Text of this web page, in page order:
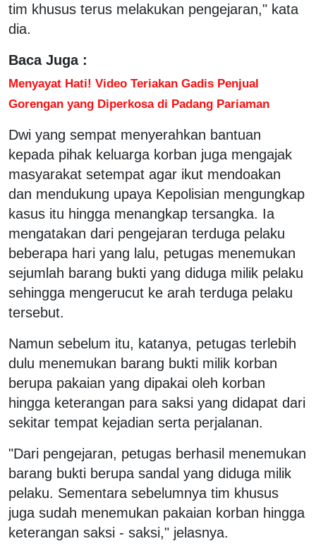
tim khusus terus melakukan pengejaran," kata
dia.
Baca Juga :
Menyayat Hati! Video Teriakan Gadis Penjual
Gorengan yang Diperkosa di Padang Pariaman
Dwi yang sempat menyerahkan bantuan
kepada pihak keluarga korban juga mengajak
masyarakat setempat agar ikut mendoakan
dan mendukung upaya Kepolisian mengungkap
kasus itu hingga menangkap tersangka. Ia
mengatakan dari pengejaran terduga pelaku
beberapa hari yang lalu, petugas menemukan
sejumlah barang bukti yang diduga milik pelaku
sehingga mengerucut ke arah terduga pelaku
tersebut.
Namun sebelum itu, katanya, petugas terlebih
dulu menemukan barang bukti milik korban
berupa pakaian yang dipakai oleh korban
hingga keterangan para saksi yang didapat dari
sekitar tempat kejadian serta perjalanan.
"Dari pengejaran, petugas berhasil menemukan
barang bukti berupa sandal yang diduga milik
pelaku. Sementara sebelumnya tim khusus
juga sudah menemukan pakaian korban hingga
keterangan saksi - saksi," jelasnya.